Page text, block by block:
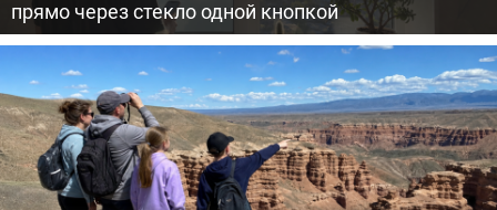
прямо через стекло одной кнопкой